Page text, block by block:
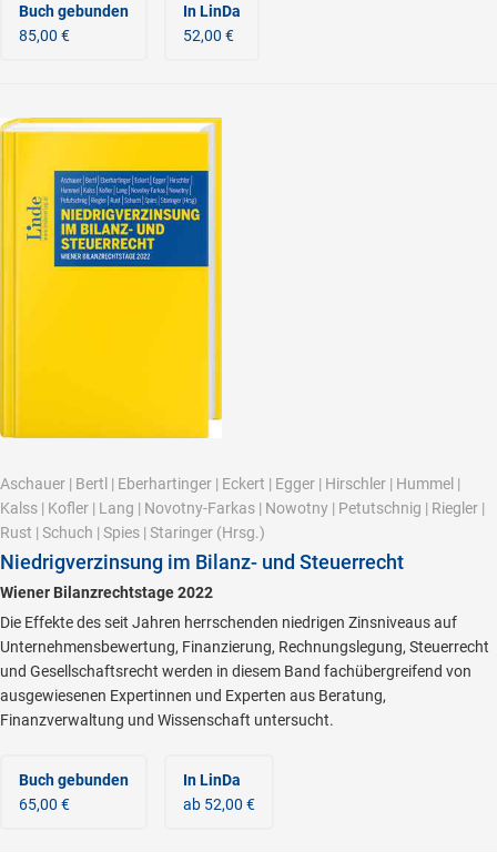
Buch gebunden
85,00 €
In LinDa
52,00 €
Aschauer | Bertl | Eberhartinger | Eckert | Egger | Hirschler | Hummel |
Kalss | Kofler | Lang | Novotny-Farkas | Nowotny | Petutschnig | Riegler |
Rust | Schuch | Spies | Staringer (Hrsg.)
Niedrigverzinsung im Bilanz- und Steuerrecht
Wiener Bilanzrechtstage 2022
Die Effekte des seit Jahren herrschenden niedrigen Zinsniveaus auf
Unternehmensbewertung, Finanzierung, Rechnungslegung, Steuerrecht
und Gesellschaftsrecht werden in diesem Band fachübergreifend von
ausgewiesenen Expertinnen und Experten aus Beratung,
Finanzverwaltung und Wissenschaft untersucht.
Buch gebunden
65,00 €
In LinDa
ab 52,00 €